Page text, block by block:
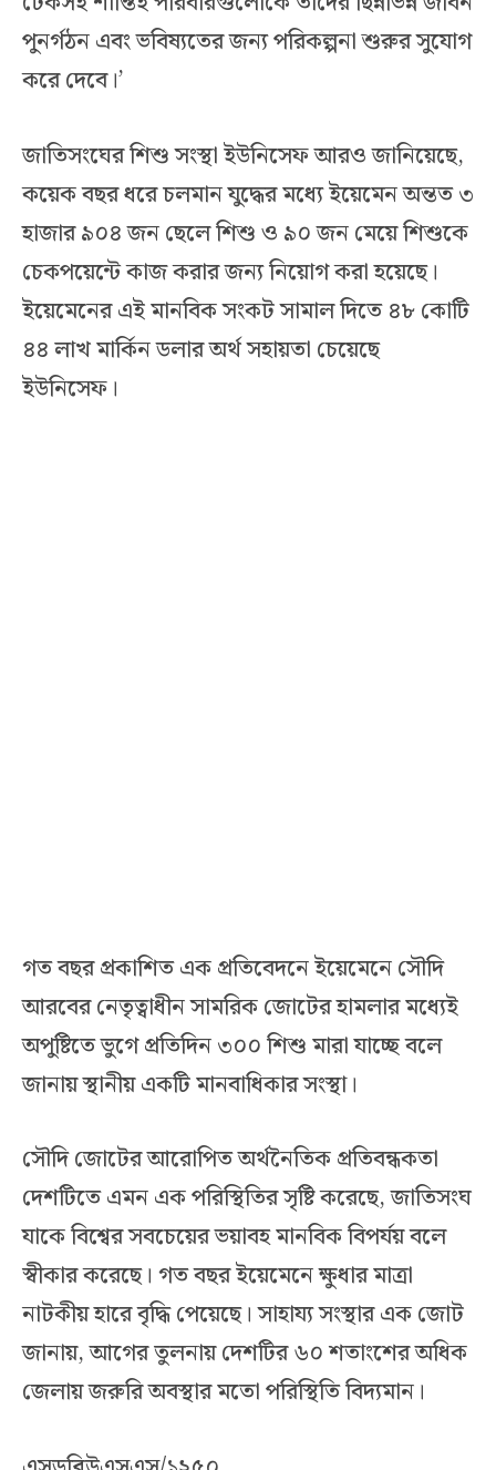
পুনর্গঠন এবং ভবিষ্যতের জন্য পরিকল্পনা শুরুর সুযোগ
করে দেবে।’
জাতিসংঘের শিশু সংস্থা ইউনিসেফ আরও জানিয়েছে,
কয়েক বছর ধরে চলমান যুদ্ধের মধ্যে ইয়েমেন অন্তত ৩
হাজার ৯০৪ জন ছেলে শিশু ও ৯০ জন মেয়ে শিশুকে
চেকপয়েন্টে কাজ করার জন্য নিয়োগ করা হয়েছে।
ইয়েমেনের এই মানবিক সংকট সামাল দিতে ৪৮ কোটি
৪৪ লাখ মার্কিন ডলার অর্থ সহায়তা চেয়েছে
ইউনিসেফ।
গত বছর প্রকাশিত এক প্রতিবেদনে ইয়েমেনে সৌদি
আরবের নেতৃত্বাধীন সামরিক জোটের হামলার মধ্যেই
অপুষ্টিতে ভুগে প্রতিদিন ৩০০ শিশু মারা যাচ্ছে বলে
জানায় স্থানীয় একটি মানবাধিকার সংস্থা।
সৌদি জোটের আরোপিত অর্থনৈতিক প্রতিবন্ধকতা
দেশটিতে এমন এক পরিস্থিতির সৃষ্টি করেছে, জাতিসংঘ
যাকে বিশ্বের সবচেয়ের ভয়াবহ মানবিক বিপর্যয় বলে
স্বীকার করেছে। গত বছর ইয়েমেনে ক্ষুধার মাত্রা
নাটকীয় হারে বৃদ্ধি পেয়েছে। সাহায্য সংস্থার এক জোট
জানায়, আগের তুলনায় দেশটির ৬০ শতাংশের অধিক
জেলায় জরুরি অবস্থার মতো পরিস্থিতি বিদ্যমান।